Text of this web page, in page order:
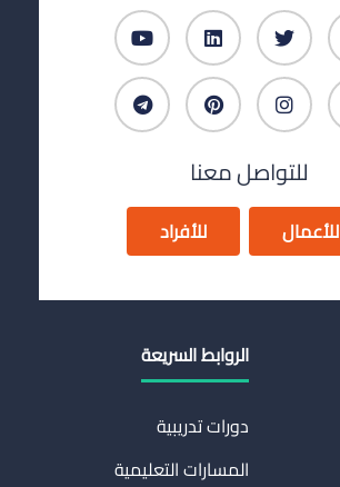
للتواصل معنا
للأعمال للأفراد
الروابط السريعة
دورات تدريبية
المسارات التعليمية